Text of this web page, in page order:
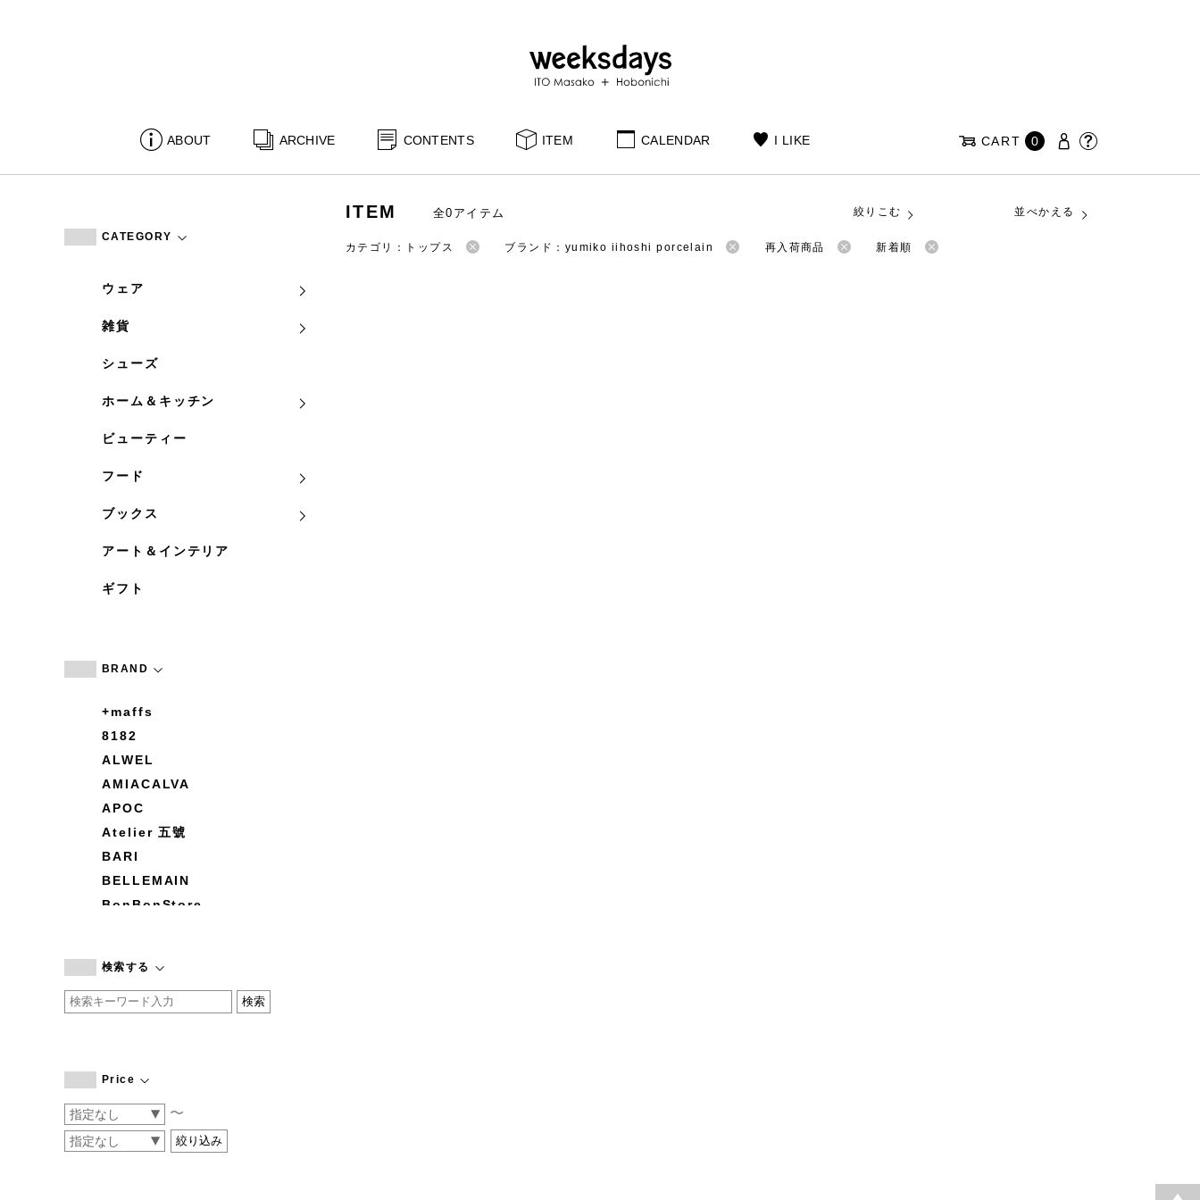
ABOUT ARCHIVE CONTENTS ITEM CALENDAR I LIKE CART 0
CATEGORY
ウェア
雑貨
シューズ
ホーム＆キッチン
ビューティー
フード
ブックス
アート＆インテリア
ギフト
BRAND
+maffs
8182
ALWEL
AMIACALVA
APOC
Atelier 五號
BARI
BELLEMAIN
BonBonStore
by basics
CATWORTH
COGTHEBIGSMOKE
CONVERSE
DEAN & DELUCA
検索する
Price
〜
ITEM 全0アイテム 絞りこむ 並べかえる
カテゴリ：トップス ブランド：yumiko iihoshi porcelain 再入荷商品 新着順